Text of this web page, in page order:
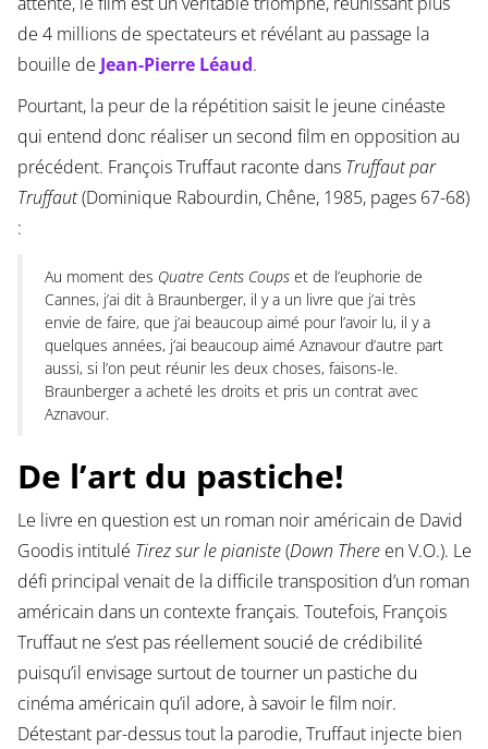
de 4 millions de spectateurs et révélant au passage la
bouille de Jean-Pierre Léaud.
Pourtant, la peur de la répétition saisit le jeune cinéaste
qui entend donc réaliser un second film en opposition au
précédent. François Truffaut raconte dans Truffaut par
Truffaut(Dominique Rabourdin, Chêne, 1985, pages 67-68)
:
Au moment des Quatre Cents Coupset de l’euphorie de
Cannes, j’ai dit à Braunberger, il y a un livre que j’ai très
envie de faire, que j’ai beaucoup aimé pour l’avoir lu, il y a
quelques années, j’ai beaucoup aimé Aznavour d’autre part
aussi, si l’on peut réunir les deux choses, faisons-le.
Braunberger a acheté les droits et pris un contrat avec
Aznavour.
De l’art du pastiche!
Le livre en question est un roman noir américain de David
Goodis intitulé Tirez sur le pianiste(Down There en V.O.). Le
défi principal venait de la difficile transposition d’un roman
américain dans un contexte français. Toutefois, François
Truffaut ne s’est pas réellement soucié de crédibilité
puisqu’il envisage surtout de tourner un pastiche du
cinéma américain qu’il adore, à savoir le film noir.
Détestant par-dessus tout la parodie, Truffaut injecte bien